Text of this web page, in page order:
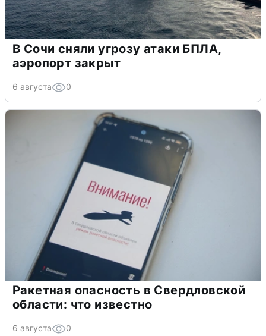
В Сочи сняли угрозу атаки БПЛА,
аэропорт закрыт
6 августа 0
Ракетная опасность в Свердловской
области: что известно
6 августа 0